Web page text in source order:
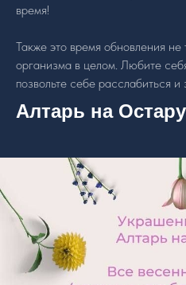
время!
Также это время обновления не
организма в целом. Любите
позвольте себе расслабиться
Алтарь на